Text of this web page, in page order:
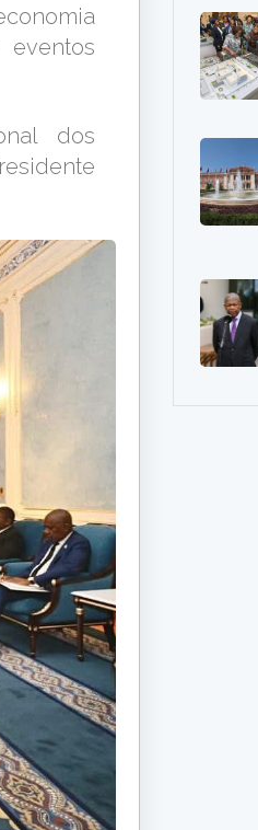
dos